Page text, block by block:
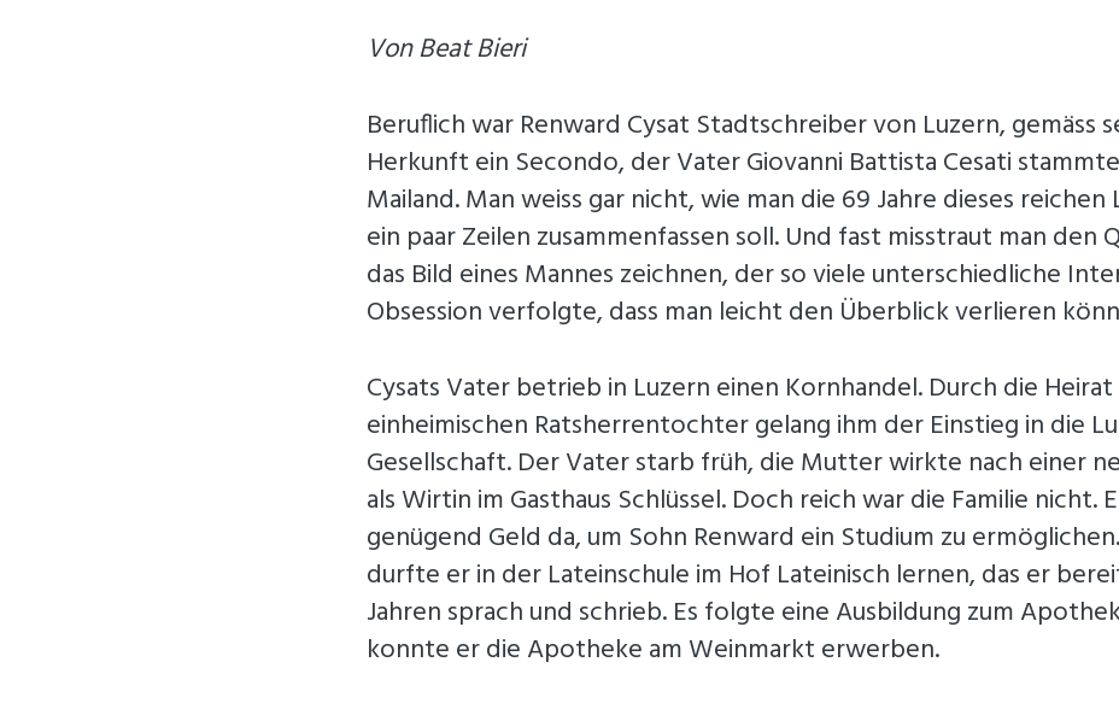
Von Beat Bieri
Beruflich war Renward Cysat Stadtschreiber von Luzern, gemäss
Herkunft ein Secondo, der Vater Giovanni Battista Cesati
Mailand. Man weiss gar nicht, wie man die 69 Jahre dieses reichen
ein paar Zeilen zusammenfassen soll. Und fast misstraut man den
das Bild eines Mannes zeichnen, der so viele unterschiedliche
Obsession verfolgte, dass man leicht den Überblick verlieren
Cysats Vater betrieb in Luzern einen Kornhandel. Durch die
einheimischen Ratsherrentochter gelang ihm der Einstieg in die
Gesellschaft. Der Vater starb früh, die Mutter wirkte nach einer
als Wirtin im Gasthaus Schlüssel. Doch reich war die Familie nicht.
genügend Geld da, um Sohn Renward ein Studium zu
durfte er in der Lateinschule im Hof Lateinisch lernen, das er
Jahren sprach und schrieb. Es folgte eine Ausbildung zum
konnte er die Apotheke am Weinmarkt erwerben.